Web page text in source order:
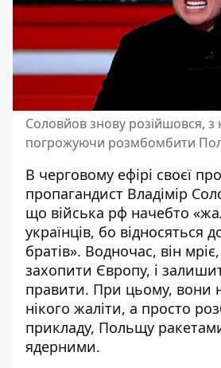
Соловйов знову розійшовся, з
погрожуючи розмбомбити
В черговому ефірі своєї
пропагандист Владімір
що війська рф начебто
українців, бо відносяться
братів». Водночас, він
захопити Європу, і
правити. При цьому, вони
нікого жаліти, а просто
прикладу, Польщу
ядерними.